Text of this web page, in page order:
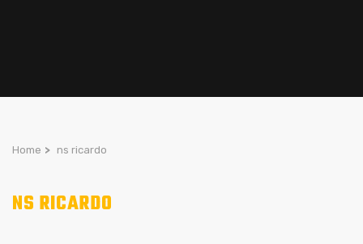
Home > ns ricardo
NS RICARDO